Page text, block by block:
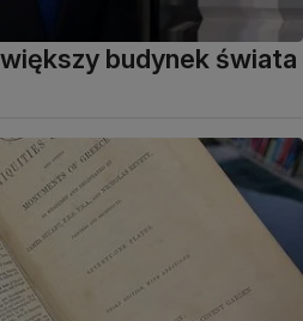
budynek świata